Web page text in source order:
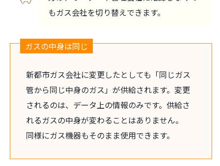
もガス会社を切り替えできます。
ガスの中身は同じ
新都市ガス会社に変更したとしても「同じガス
管から同じ中身のガス」が供給されます。変更
されるのは、データ上の情報のみです。供給さ
れるガスの中身が変わることはありません。
同様にガス機器もそのまま使用できます。